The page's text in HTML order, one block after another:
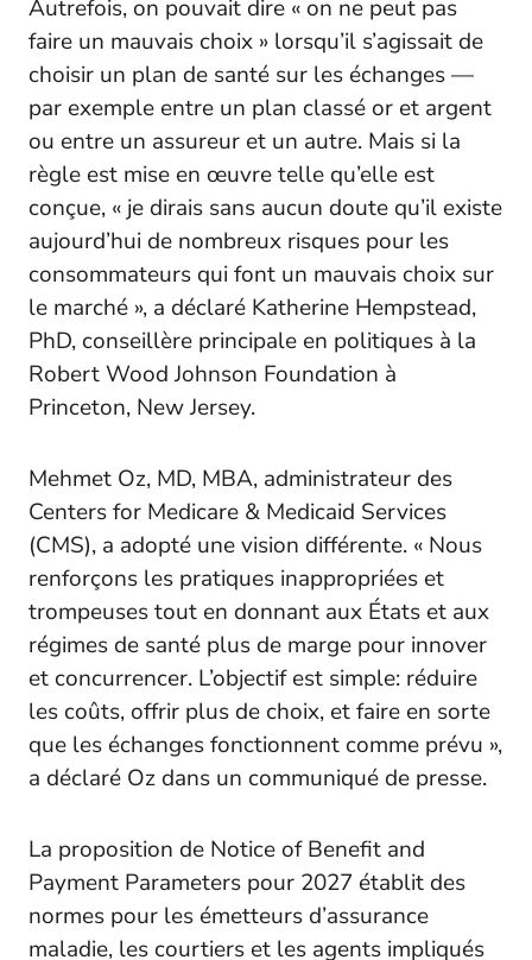
Autrefois, on pouvait dire « on ne peut pas
faire un mauvais choix » lorsqu’il s’agissait de
choisir un plan de santé sur les échanges —
par exemple entre un plan classé or et argent
ou entre un assureur et un autre. Mais si la
règle est mise en œuvre telle qu’elle est
conçue, « je dirais sans aucun doute qu’il existe
aujourd’hui de nombreux risques pour les
consommateurs qui font un mauvais choix sur
le marché », a déclaré Katherine Hempstead,
PhD, conseillère principale en politiques à la
Robert Wood Johnson Foundation à
Princeton, New Jersey.
Mehmet Oz, MD, MBA, administrateur des
Centers for Medicare & Medicaid Services
(CMS), a adopté une vision différente. « Nous
renforçons les pratiques inappropriées et
trompeuses tout en donnant aux États et aux
régimes de santé plus de marge pour innover
et concurrencer. L’objectif est simple: réduire
les coûts, offrir plus de choix, et faire en sorte
que les échanges fonctionnent comme prévu »,
a déclaré Oz dans un communiqué de presse.
La proposition de Notice of Benefit and
Payment Parameters pour 2027 établit des
normes pour les émetteurs d’assurance
maladie, les courtiers et les agents impliqués